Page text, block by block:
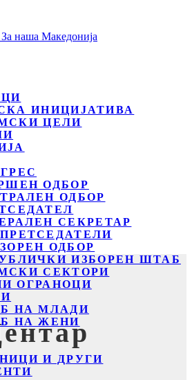
ИНИЦИЈАТИВА
ЦЕЛИ
ОДБОР
ОДБОР
СЕКРЕТАР
ОДБОР
ИЗБОРЕН ШТАБ
СЕКТОРИ
ОГРАНОЦИ
НА МЛАДИ
НА ЖЕНИ
И ДРУГИ